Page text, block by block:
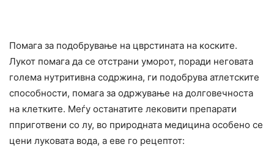
Помага за подобрување на цврстината на кocките.
Лукот помага да се отстрани yмоpoт, поради неговата
голема нутритивна содржина, ги подобрува атлетcките
способности, помага за одржување на долговечнocта
на клетките. Меѓу останатите лековити препарати
пприготвени со лу, во природната медицина особено се
цени луковата вода, а еве го рецептот: